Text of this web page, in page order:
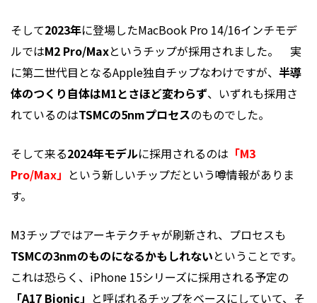
そして2023年に登場したMacBook Pro 14/16インチモデ
ルではM2 Pro/Maxというチップが採用されました。 実
に第二世代目となるApple独自チップなわけですが、 半導
体のつくり自体はM1とさほど変わらず、いずれも採用さ
れているのはTSMCの5nmプロセスのものでした。
そして来る2024年モデルに採用されるのは 「M3
Pro/Max」 という新しいチップだという噂情報がありま
す。
M3チップではアーキテクチャが刷新され、プロセスも
TSMCの3nmのものになるかもしれないということです。
これは恐らく、iPhone 15シリーズに採用される予定の
「A17 Bionic」 と呼ばれるチップをベースにしていて、そ